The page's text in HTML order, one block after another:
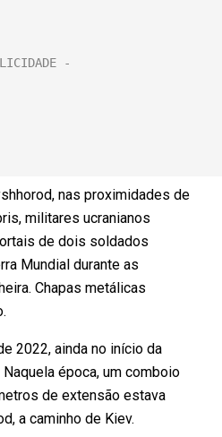
nas proximidades de
militares ucranianos
de dois soldados
Mundial durante as
Chapas metálicas
2022, ainda no início da
época, um comboio
de extensão estava
a caminho de Kiev.